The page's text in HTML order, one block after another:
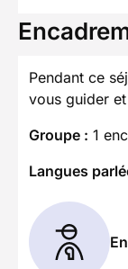
Pendant ce
vous guider
Groupe : 1
Langues